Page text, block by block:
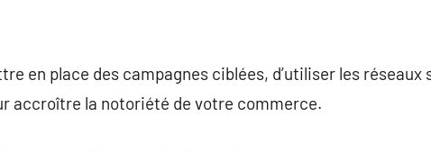
en place des campagnes ciblées, d’utiliser les réseaux
accroître la notoriété de votre commerce.